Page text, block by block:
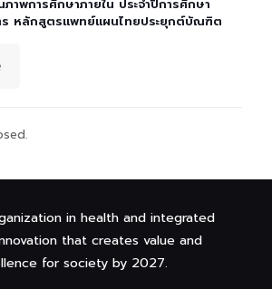
าพการศึกษาภายใน ประจำปีการศึกษา
หลักสูตรแพทย์แผนไทยประยุกต์บัณฑิต
in health and integrated
that creates value and
for society by 2027.